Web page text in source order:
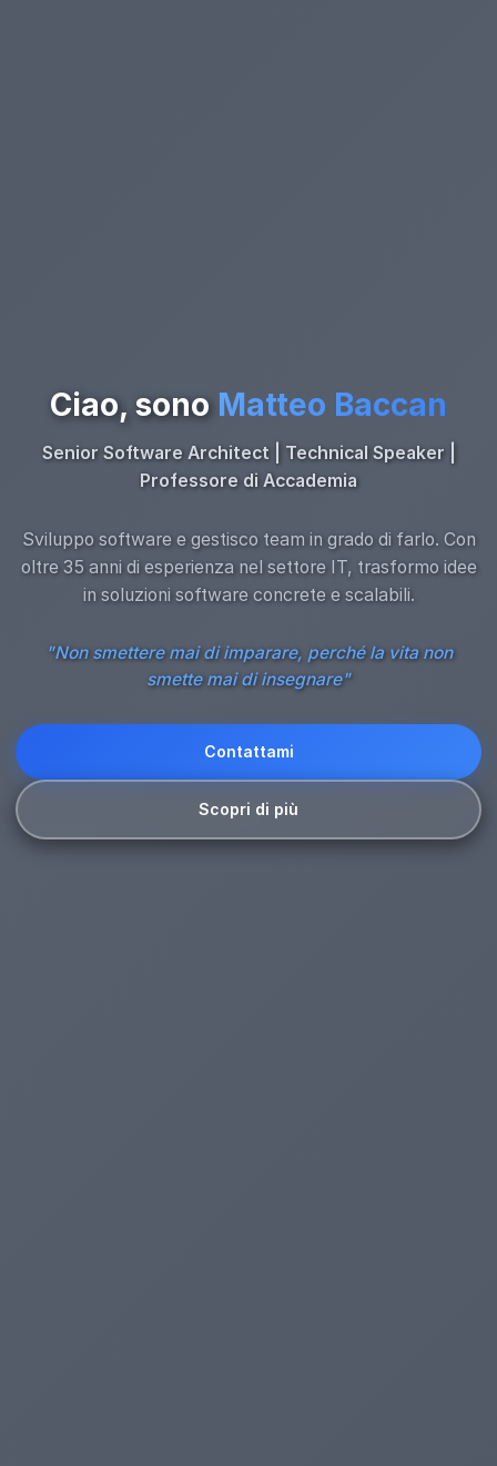
Ciao, sono Matteo Baccan
Senior Software Architect | Technical Speaker |
Professore di Accademia
Sviluppo software e gestisco team in grado di farlo. Con
oltre 35 anni di esperienza nel settore IT, trasformo idee
in soluzioni software concrete e scalabili.
"Non smettere mai di imparare, perché la vita non
smette mai di insegnare"
Contattami
Scopri di più